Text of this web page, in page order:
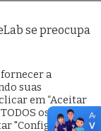
que
que
dados de
prontuário
se preocupa
a
suas
em “Aceitar
os
"Configurações